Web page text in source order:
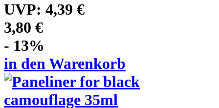
UVP: 4,39 €
3,80 €
- 13%
in den Warenkorb